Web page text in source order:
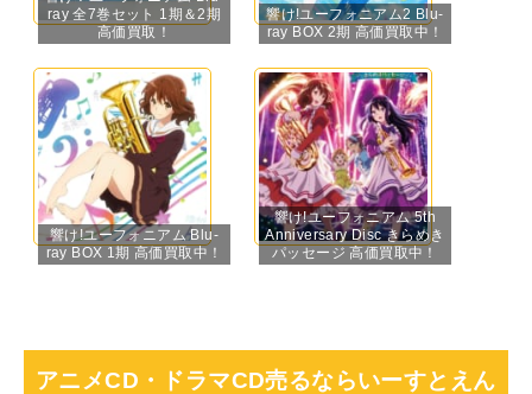
ray 全7巻セット 1期＆2期
高価買取！
響け!ユーフォニアム2 Blu-
ray BOX 2期 高価買取中！
響け!ユーフォニアム Blu-
ray BOX 1期 高価買取中！
響け!ユーフォニアム 5th
Anniversary Disc きらめき
パッセージ 高価買取中！
アニメCD・ドラマCD売るならいーすとえん